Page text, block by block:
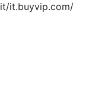
it.buyvip.com/